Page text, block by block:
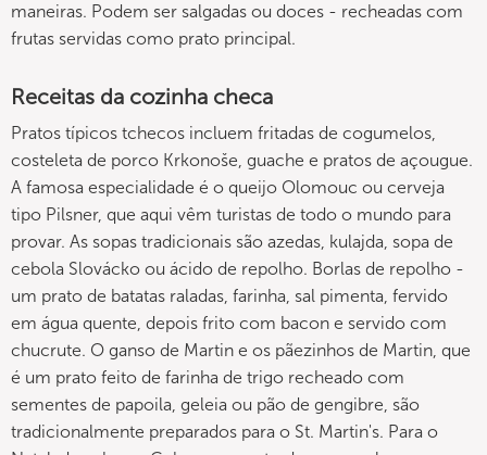
maneiras. Podem ser salgadas ou doces - recheadas com
frutas servidas como prato principal.
Receitas da cozinha checa
Pratos típicos tchecos incluem fritadas de cogumelos,
costeleta de porco Krkonoše, guache e pratos de açougue.
A famosa especialidade é o queijo Olomouc ou cerveja
tipo Pilsner, que aqui vêm turistas de todo o mundo para
provar. As sopas tradicionais são azedas, kulajda, sopa de
cebola Slovácko ou ácido de repolho. Borlas de repolho -
um prato de batatas raladas, farinha, sal pimenta, fervido
em água quente, depois frito com bacon e servido com
chucrute. O ganso de Martin e os pãezinhos de Martin, que
é um prato feito de farinha de trigo recheado com
sementes de papoila, geleia ou pão de gengibre, são
tradicionalmente preparados para o St. Martin's. Para o